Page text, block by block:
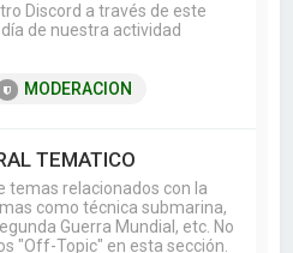
Discord a través de este
de nuestra actividad
MODERACION
TEMATICO
temas relacionados con la
como técnica submarina,
Guerra Mundial, etc. No
"Off-Topic" en esta sección.